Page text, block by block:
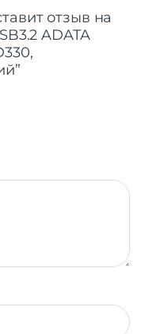
отзыв на
ADATA